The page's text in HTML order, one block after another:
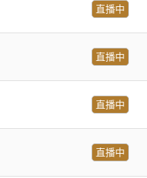
直播中
直播中
直播中
直播中